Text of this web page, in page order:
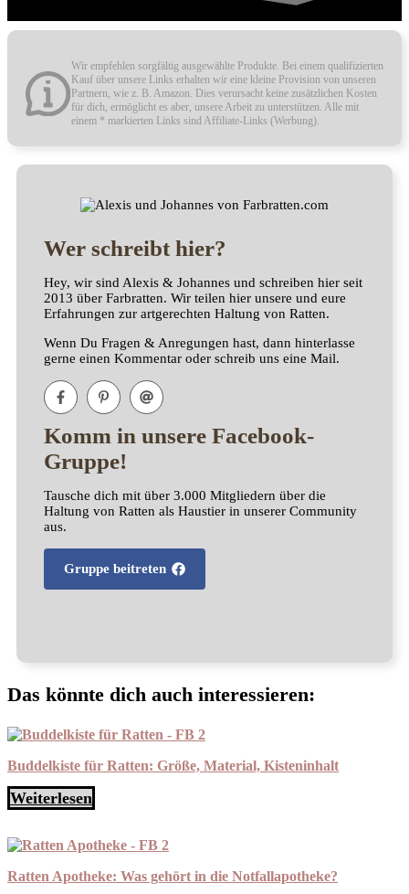
Wir empfehlen sorgfältig ausgewählte Produkte. Bei einem qualifizierten
Kauf über unsere Links erhalten wir eine kleine Provision von unseren
Partnern, wie z. B. Amazon. Dies verursacht keine zusätzlichen Kosten
für dich, ermöglicht es aber, unsere Arbeit zu unterstützen. Alle mit
einem * markierten Links sind Affiliate-Links (Werbung).
Wer schreibt hier?
Hey, wir sind Alexis & Johannes und schreiben hier seit
2013 über Farbratten. Wir teilen hier unsere und eure
Erfahrungen zur artgerechten Haltung von Ratten.
Wenn Du Fragen & Anregungen hast, dann hinterlasse
gerne einen Kommentar oder schreib uns eine Mail.
Komm in unsere Facebook-
Gruppe!
Tausche dich mit über 3.000 Mitgliedern über die
Haltung von Ratten als Haustier in unserer Community
aus.
Gruppe beitreten
Das könnte dich auch interessieren:
Buddelkiste für Ratten: Größe, Material, Kisteninhalt
Weiterlesen
Ratten Apotheke: Was gehört in die Notfallapotheke?